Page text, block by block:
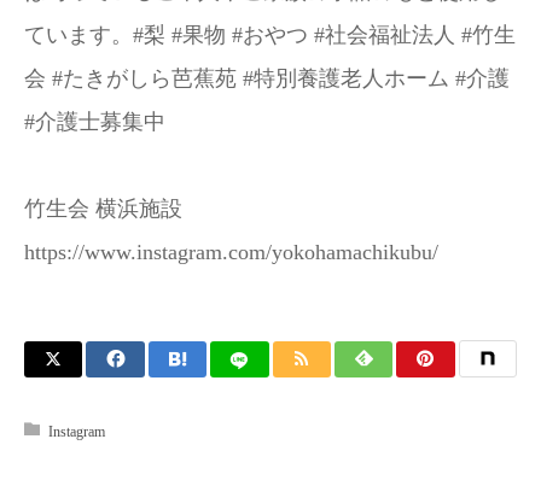
ています。#梨 #果物 #おやつ #社会福祉法人 #竹生
会 #たきがしら芭蕉苑 #特別養護老人ホーム #介護
#介護士募集中
竹生会 横浜施設
https://www.instagram.com/yokohamachikubu/
Instagram